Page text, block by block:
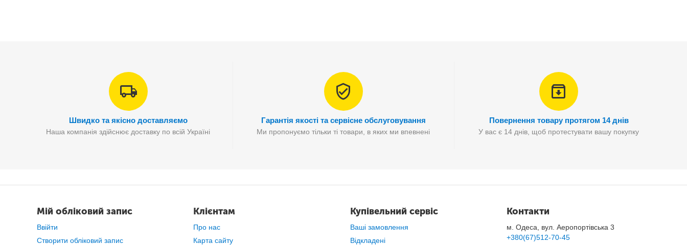
Отримайте мовлення на ТВ за допомогою Clear TV. Дивіться свої улюблені трансляції мережевих шоу! Clear TV настільки простий, просто підключити його до виходу
телевізійної приставки телевізора.
Швидко та якісно доставляємо
Наша компанія здійснює доставку по всій Україні
Гарантія якості та сервісне обслуговування
Ми пропонуємо тільки ті товари, в яких ми впевнені
Повернення товару протягом 14 днів
У вас є 14 днів, щоб протестувати вашу покупку
Мій обліковий запис
Ввійти
Створити обліковий запис
Клієнтам
Про нас
Карта сайту
Купівельний сервіс
Ваші замовлення
Відкладені
Контакти
м. Одеса, вул. Аеропортівська 3
+380(67)512-70-45